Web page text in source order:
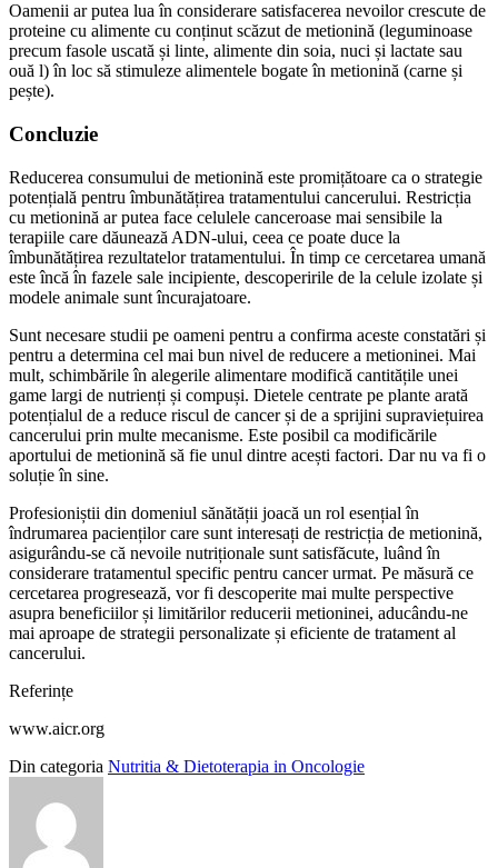
Oamenii ar putea lua în considerare satisfacerea nevoilor crescute de
proteine cu alimente cu conținut scăzut de metionină (leguminoase
precum fasole uscată și linte, alimente din soia, nuci și lactate sau
ouă l) în loc să stimuleze alimentele bogate în metionină (carne și
pește).
Concluzie
Reducerea consumului de metionină este promițătoare ca o strategie
potențială pentru îmbunătățirea tratamentului cancerului. Restricția
cu metionină ar putea face celulele canceroase mai sensibile la
terapiile care dăunează ADN-ului, ceea ce poate duce la
îmbunătățirea rezultatelor tratamentului. În timp ce cercetarea umană
este încă în fazele sale incipiente, descoperirile de la celule izolate și
modele animale sunt încurajatoare.
Sunt necesare studii pe oameni pentru a confirma aceste constatări și
pentru a determina cel mai bun nivel de reducere a metioninei. Mai
mult, schimbările în alegerile alimentare modifică cantitățile unei
game largi de nutrienți și compuși. Dietele centrate pe plante arată
potențialul de a reduce riscul de cancer și de a sprijini supraviețuirea
cancerului prin multe mecanisme. Este posibil ca modificările
aportului de metionină să fie unul dintre acești factori. Dar nu va fi o
soluție în sine.
Profesioniștii din domeniul sănătății joacă un rol esențial în
îndrumarea pacienților care sunt interesați de restricția de metionină,
asigurându-se că nevoile nutriționale sunt satisfăcute, luând în
considerare tratamentul specific pentru cancer urmat. Pe măsură ce
cercetarea progresează, vor fi descoperite mai multe perspective
asupra beneficiilor și limitărilor reducerii metioninei, aducându-ne
mai aproape de strategii personalizate și eficiente de tratament al
cancerului.
Referințe
www.aicr.org
Din categoria Nutritia & Dietoterapia in Oncologie